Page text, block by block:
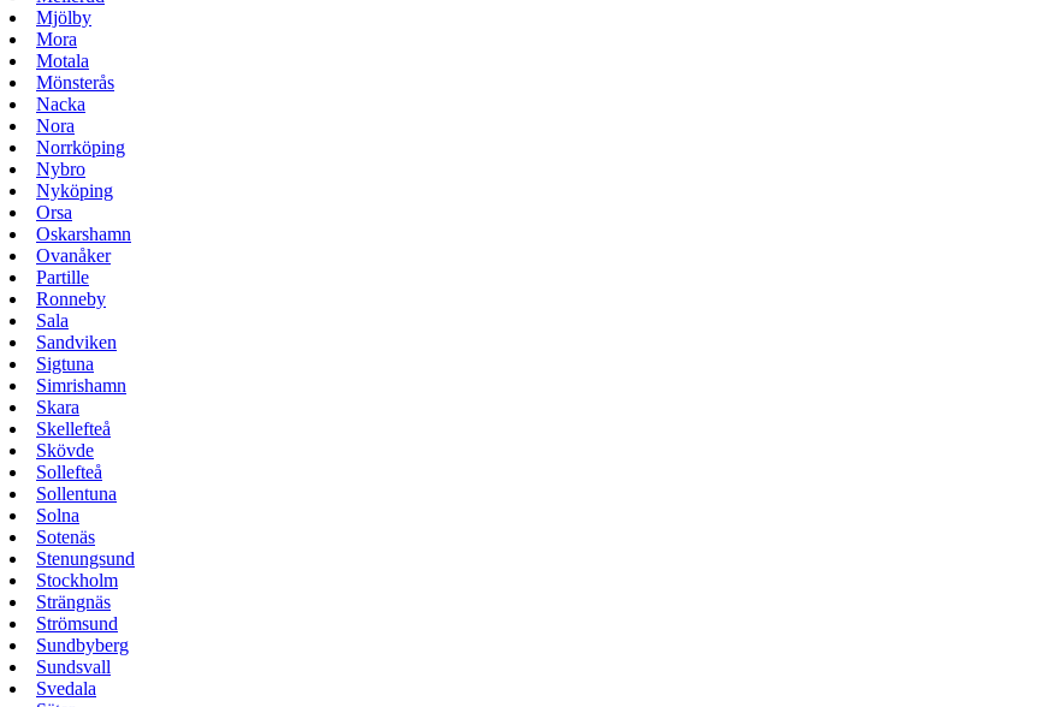
Mjölby
Mora
Motala
Mönsterås
Nacka
Nora
Norrköping
Nybro
Nyköping
Orsa
Oskarshamn
Ovanåker
Partille
Ronneby
Sala
Sandviken
Sigtuna
Simrishamn
Skara
Skellefteå
Skövde
Sollefteå
Sollentuna
Solna
Sotenäs
Stenungsund
Stockholm
Strängnäs
Strömsund
Sundbyberg
Sundsvall
Svedala